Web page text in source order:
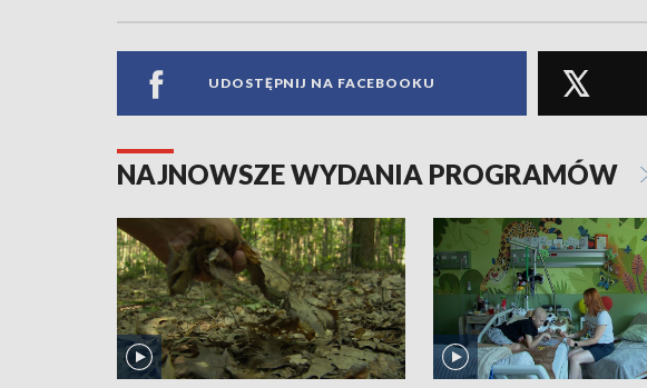
UDOSTĘPNIJ NA FACEBOOKU
NAJNOWSZE WYDANIA PROGRAMÓW